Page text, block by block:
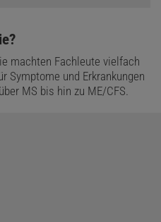
machten Fachleute vielfach
Symptome und Erkrankungen
MS bis hin zu ME/CFS.